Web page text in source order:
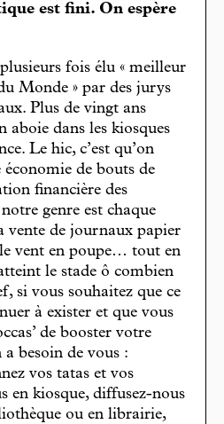
est fini. On espère
fois élu « meilleur
Monde » par des jurys
Plus de vingt ans
aboie dans les kiosques
Le hic, c’est qu’on
de bouts de
financière des
genre est chaque
vente de journaux papier
le vent en poupe… tout en
le stade ô combien
si vous souhaitez que ce
à exister et que vous
de booster votre
besoin de vous :
vos tatas et vos
en kiosque, diffusez-nous
ou en librairie,